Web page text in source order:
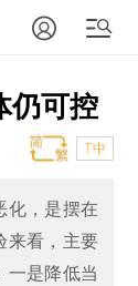
仍可控
T中
化，是摆在
来看，主要
一是降低当